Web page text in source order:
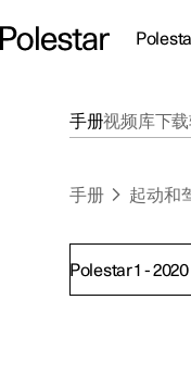
手册视频库下载
手册 起动和
Polestar 1 - 2020